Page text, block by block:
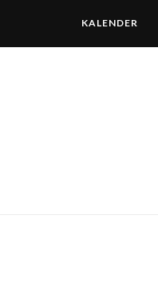
KALENDER